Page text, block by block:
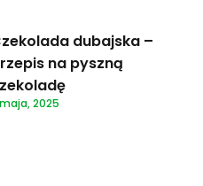
dubajska –
na pyszną
2025